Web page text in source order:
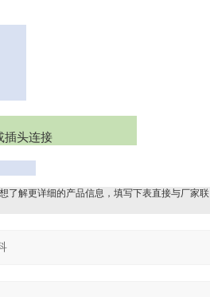
插头连接
了解更详细的产品信息，填写下表直接与厂家联